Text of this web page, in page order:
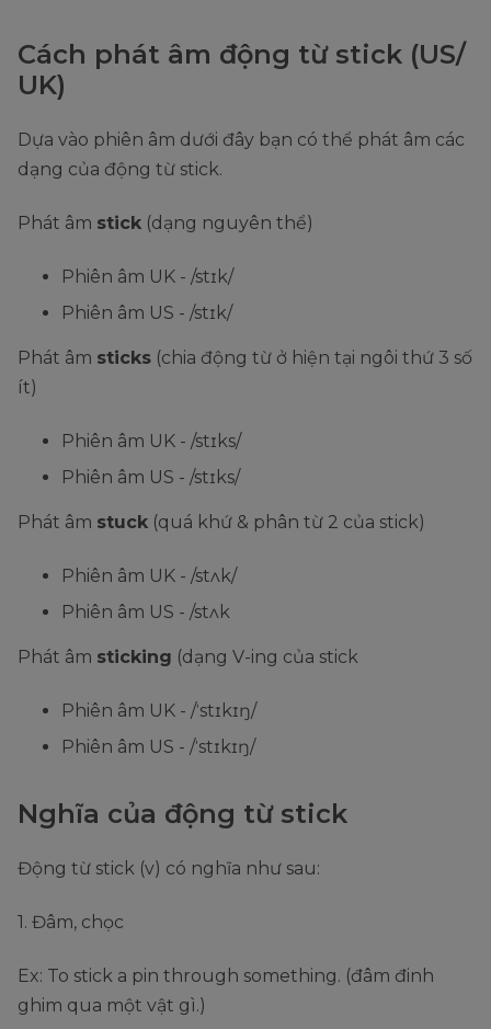
Cách phát âm động từ stick (US/
UK)
Dựa vào phiên âm dưới đây bạn có thể phát âm các
dạng của động từ stick.
Phát âm stick (dạng nguyên thể)
Phiên âm UK - /stɪk/
Phiên âm US - /stɪk/
Phát âm sticks (chia động từ ở hiện tại ngôi thứ 3 số
ít)
Phiên âm UK - /stɪks/
Phiên âm US - /stɪks/
Phát âm stuck (quá khứ & phân từ 2 của stick)
Phiên âm UK - /stʌk/
Phiên âm US - /stʌk
Phát âm sticking (dạng V-ing của stick
Phiên âm UK - /ˈstɪkɪŋ/
Phiên âm US - /ˈstɪkɪŋ/
Nghĩa của động từ stick
Động từ stick (v) có nghĩa như sau:
1. Đâm, chọc
Ex: To stick a pin through something. (đâm đinh
ghim qua một vật gì.)